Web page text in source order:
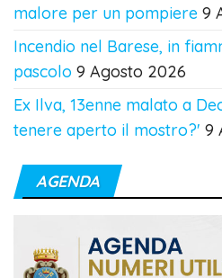
malore per un pompiere 9
Incendio nel Barese, in
pascolo 9 Agosto 2026
Ex Ilva, 13enne malato a
tenere aperto il mostro?' 9
AGENDA